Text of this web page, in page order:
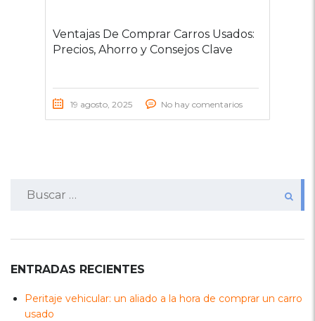
Ventajas De Comprar Carros Usados:
Precios, Ahorro y Consejos Clave
19 agosto, 2025 No hay comentarios
ENTRADAS RECIENTES
Peritaje vehicular: un aliado a la hora de comprar un carro
usado